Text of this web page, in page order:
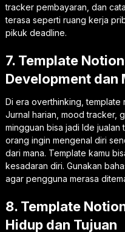
tracker pembayaran, dan
terasa seperti ruang kerja
pikuk deadline.
7. Template
Development dan
Di era overthinking, template
Jurnal harian, mood tracker,
mingguan bisa jadi Ide jualan
orang ingin mengenal diri
dari mana. Template kamu
kesadaran diri. Gunakan
agar pengguna merasa
8. Template
Hidup dan Tujuan